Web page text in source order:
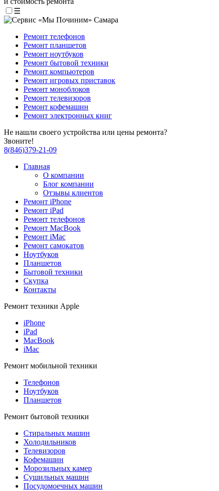
☰
Ремонт телефонов
Ремонт планшетов
Ремонт ноутбуков
Ремонт бытовой техники
Ремонт компьютеров
Ремонт игровых приставок
Ремонт моноблоков
Ремонт телевизоров
Ремонт кофемашин
Ремонт электронных книг
Не нашли своего устройства или цены ремонта?
Звоните!
8(846)379-21-09
Главная
О компании
Блог компании
Отзывы клиентов
Ремонт iPhone
Ремонт iPad
Ремонт телефонов
Ремонт MacBook
Ремонт iMac
Ремонт самокатов
Ноутбуков
Планшетов
Бытовой техники
Скупка
Контакты
Ремонт техники Apple
iPhone
iPad
MacBook
iMac
Ремонт мобильной техники
Телефонов
Ноутбуков
Планшетов
Ремонт бытовой техники
Стиральных машин
Холодильников
Телевизоров
Кофемашин
Морозильных камер
Сушильных машин
Посудомоечных машин